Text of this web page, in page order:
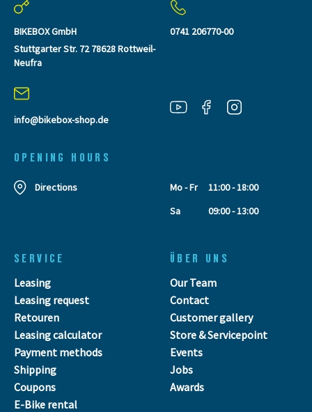
BIKEBOX GmbH
Stuttgarter Str. 72 78628 Rottweil-
Neufra
info@bikebox-shop.de
0741 206770-00
OPENING HOURS
Directions Mo - Fr
11:00 - 18:00
Sa
09:00 - 13:00
SERVICE
Leasing
Leasing request
Retouren
Leasing calculator
Payment methods
Shipping
Coupons
E-Bike rental
ÜBER UNS
Our Team
Contact
Customer gallery
Store & Servicepoint
Events
Jobs
Awards